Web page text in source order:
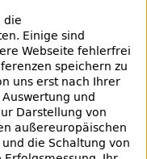
die
Einige sind
Webseite fehlerfrei
speichern zu
uns erst nach Ihrer
und
Darstellung von
außereuropäischen
die Schaltung von